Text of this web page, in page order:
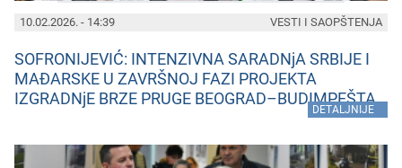
10.02.2026. - 14:39
SOFRONIJEVIĆ: INTENZIVNA SARADNjA SRBIJE I
MAĐARSKE U ZAVRŠNOJ FAZI PROJEKTA
IZGRADNjE BRZE PRUGE BEOGRAD–BUDIMPEŠTA
DETALJNIJE
VESTI I SAOPŠTENJA